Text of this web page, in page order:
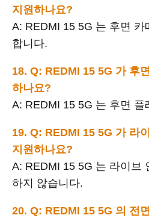
지원하나요?
A: REDMI 15 5G 는 후면 카
합니다.
18. Q: REDMI 15 5G 가 후
하나요?
A: REDMI 15 5G 는 후면 플
19. Q: REDMI 15 5G 가 라
지원하나요?
A: REDMI 15 5G 는 라이브
하지 않습니다.
20. Q: REDMI 15 5G 의 전